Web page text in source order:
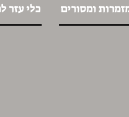
ומסורים כלי עזר